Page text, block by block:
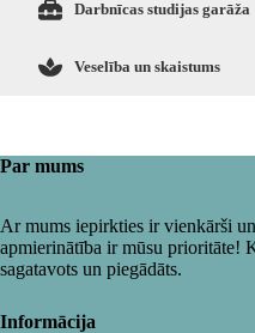
Darbnīcas studijas garāža
Veselība un skaistums
Par mums
Ar mums iepirkties ir vienkārši
apmierinātība ir mūsu prioritāte!
sagatavots un piegādāts.
Informācija